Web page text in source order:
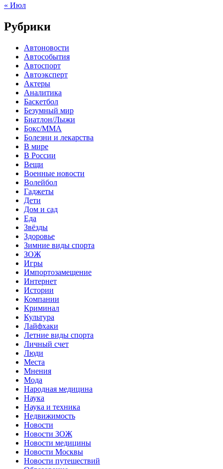
« Июл
Рубрики
Автоновости
Автособытия
Автоспорт
Автоэксперт
Актеры
Аналитика
Баскетбол
Безумный мир
Биатлон/Лыжи
Бокс/MMA
Болезни и лекарства
В мире
В России
Вещи
Военные новости
Волейбол
Гаджеты
Дети
Дом и сад
Еда
Звёзды
Здоровье
Зимние виды спорта
ЗОЖ
Игры
Импортозамещение
Интернет
Истории
Компании
Криминал
Культура
Лайфхаки
Летние виды спорта
Личный счет
Люди
Места
Мнения
Мода
Народная медицина
Наука
Наука и техника
Недвижимость
Новости
Новости ЗОЖ
Новости медицины
Новости Москвы
Новости путешествий